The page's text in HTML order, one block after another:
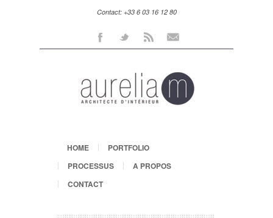
Contact: +33 6 03 16 12 80
FacebookTwitter Rss
HOME
PORTFOLIO
PROCESSUS
A PROPOS
CONTACT